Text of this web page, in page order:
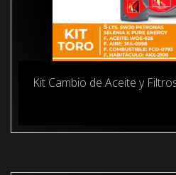
Kit Cambio de Aceite y